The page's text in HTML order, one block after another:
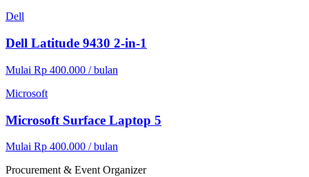
Dell
Dell Latitude 9430 2-in-1
Mulai Rp 400.000 / bulan
Microsoft
Microsoft Surface Laptop 5
Mulai Rp 400.000 / bulan
Procurement & Event Organizer